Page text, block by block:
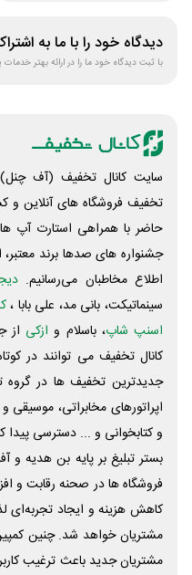
دیدگاه خود را با ما به
با ثبت دیدگاه خود ما را در ارائه بهتر خدمات
سایت کانال تخفیف (آف
تخفیف فروشگاه های آنلاین و
حاضر با همراهی استارت آپ
جشنواره های صدها برند معتبر،
اطلاع مخاطبان می‌رسانیم.
سینماتیکت، بانی مد، علی‌ بابا ،
اسنپ شاپ، باسلام و ازکی از
کانال تخفیف می توانند در
جدیدترین تخفیف ها در گروه
اپراتورهای مخابراتی،
و کتابخوانی و ... دسترسی پیدا
بستر تبلیغ بر پایه بن هدیه و
فروشگاه ها در صحنه رقابت و
کاهش هزینه و ایجاد
مشتریان خواهد شد. چنین
مشتریان جدید باعث ترغیب